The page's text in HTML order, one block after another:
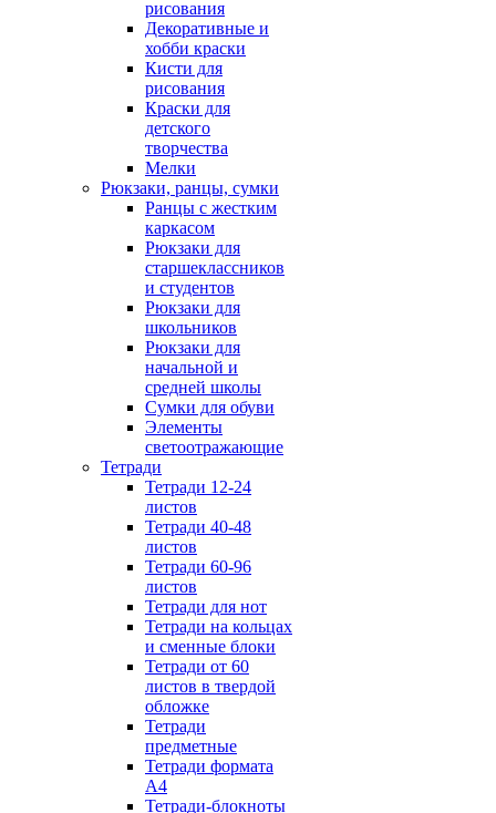
рисования
Декоративные и
хобби краски
Кисти для
рисования
Краски для
детского
творчества
Мелки
Рюкзаки, ранцы, сумки
Ранцы с жестким
каркасом
Рюкзаки для
старшеклассников
и студентов
Рюкзаки для
школьников
Рюкзаки для
начальной и
средней школы
Сумки для обуви
Элементы
светоотражающие
Тетради
Тетради 12-24
листов
Тетради 40-48
листов
Тетради 60-96
листов
Тетради для нот
Тетради на кольцах
и сменные блоки
Тетради от 60
листов в твердой
обложке
Тетради
предметные
Тетради формата
А4
Тетради-блокноты